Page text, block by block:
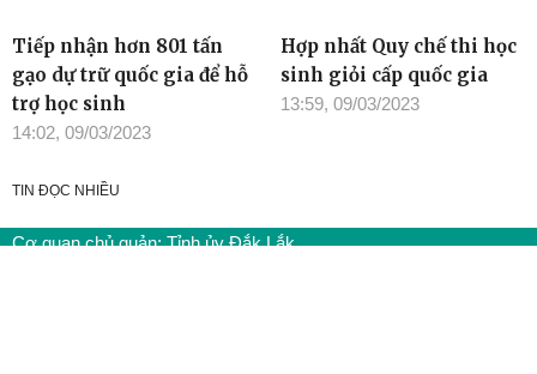
Tiếp nhận hơn 801 tấn
gạo dự trữ quốc gia để hỗ
trợ học sinh
14:02, 09/03/2023
Hợp nhất Quy chế thi học
sinh giỏi cấp quốc gia
13:59, 09/03/2023
TIN ĐỌC NHIỀU
Cơ quan chủ quản: Tỉnh ủy Đắk Lắk